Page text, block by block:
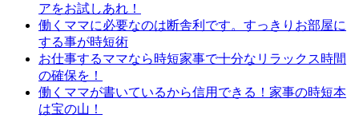
アをお試しあれ！
働くママに必要なのは断舎利です。すっきりお部屋に
する事が時短術
お仕事するママなら時短家事で十分なリラックス時間
の確保を！
働くママが書いているから信用できる！家事の時短本
は宝の山！